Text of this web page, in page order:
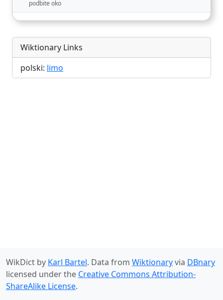
podbite oko
Wiktionary Links
polski: limo
WikDict by Karl Bartel. Data from Wiktionaryvia DBnary
licensed under the Creative Commons Attribution-
ShareAlike License.